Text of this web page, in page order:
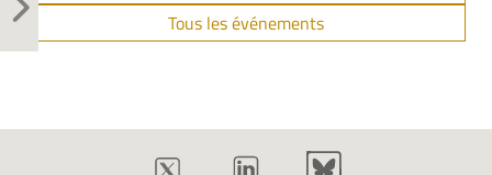
Tous les événements